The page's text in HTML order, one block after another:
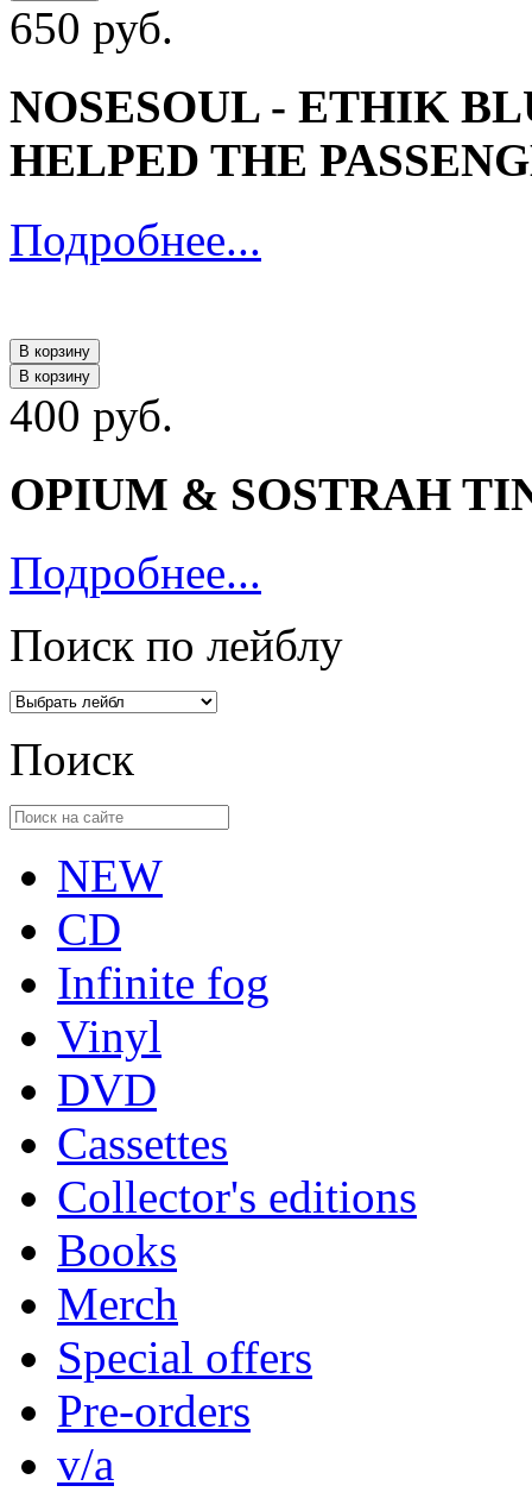
650 руб.
NOSESOUL - ETHIK
HELPED THE
Подробнее...
В корзину
В корзину
400 руб.
OPIUM & SOSTRAH
Подробнее...
Поиск по лейблу
Поиск
NEW
CD
Infinite fog
Vinyl
DVD
Cassettes
Collector's editions
Books
Merch
Special offers
Pre-orders
v/a